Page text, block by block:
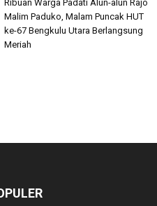
Ribuan Warga Padati Alun-alun Rajo
Malim Paduko, Malam Puncak HUT
ke-67 Bengkulu Utara Berlangsung
Meriah